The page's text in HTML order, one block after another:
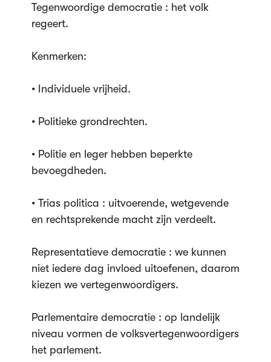
Tegenwoordige democratie : het volk
regeert.
Kenmerken:
• Individuele vrijheid.
• Politieke grondrechten.
• Politie en leger hebben beperkte
bevoegdheden.
• Trias politica : uitvoerende, wetgevende
en rechtsprekende macht zijn verdeelt.
Representatieve democratie : we kunnen
niet iedere dag invloed uitoefenen, daarom
kiezen we vertegenwoordigers.
Parlementaire democratie : op landelijk
niveau vormen de volksvertegenwoordigers
het parlement.